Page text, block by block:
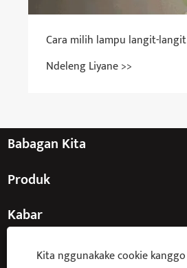
Babagan Kita
Produk
Kabar
Hubungi Kita
Kita nggunakake cookie